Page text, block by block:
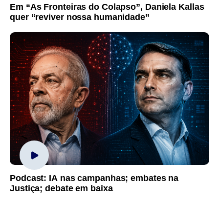
Em “As Fronteiras do Colapso”, Daniela Kallas
quer “reviver nossa humanidade”
Podcast: IA nas campanhas; embates na
Justiça; debate em baixa